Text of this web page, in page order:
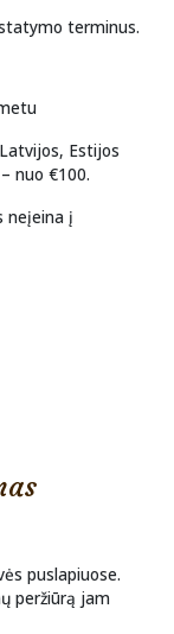
terminus.
Estijos
– nuo €100.
neįeina į
puslapiuose.
peržiūrą jam